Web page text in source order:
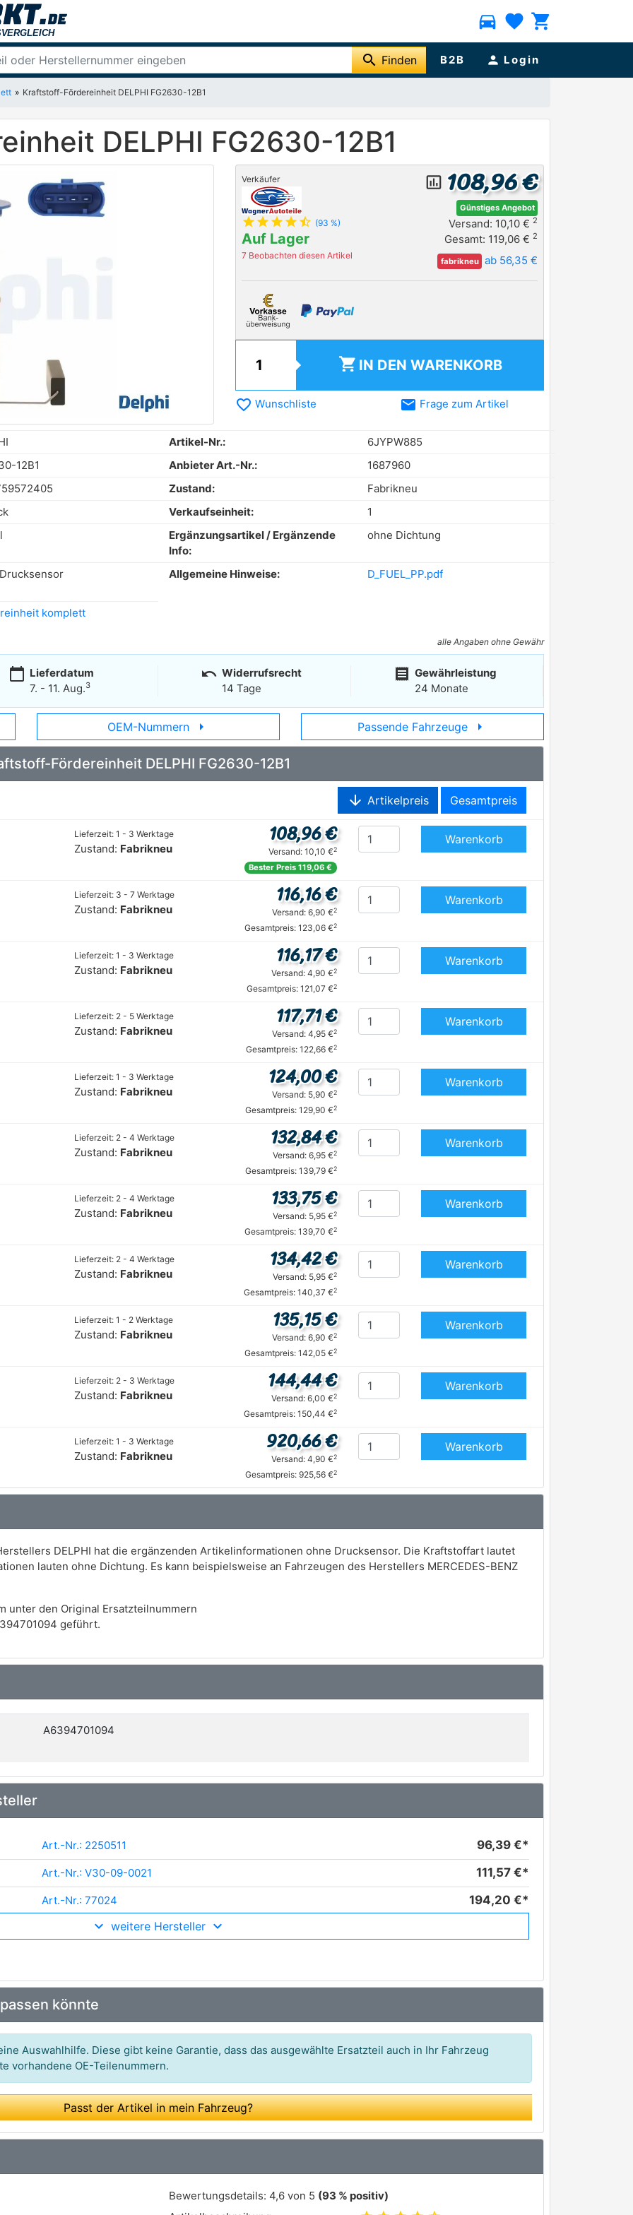
directions_car favorite shopping_cart
search Finden B2B person Login
Kraftstoff-Fördereinheit DELPHI FG2630-12B1
DELPHI FG2630-12B1
Verkäufer
star star star star star_half (93 %)
Auf Lager
7 Beobachten diesen Artikel
insert_chart_outlined 108,96 €
Günstiges Angebot
Versand: 10,10 € 2
Gesamt: 119,06 € 2
fabrikneu ab 56,35 €
shopping_cart IN DEN WARENKORB
favorite_border Wunschliste email Frage zum Artikel
Artikel-Nr.:
6JYPW885
12B1 Anbieter Art.-Nr.:
1687960
Zustand:
Fabrikneu
Verkaufseinheit:
1
Ergänzungsartikel / Ergänzende
Info:
ohne Dichtung
Allgemeine Hinweise: D_FUEL_PP.pdf
komplett
alle Angaben ohne Gewähr
calendar_today Lieferdatum
7. - 11. Aug.3
undo Widerrufsrecht
14 Tage
receipt Gewährleistung
24 Monate
OEM-Nummern arrow_right Passende Fahrzeuge arrow_right
Fördereinheit DELPHI FG2630-12B1
arrow_downward Artikelpreis Gesamtpreis
Lieferzeit: 1 - 3 Werktage
Zustand: Fabrikneu
108,96 €
Versand: 10,10 €2
Bester Preis 119,06 €
Warenkorb
Lieferzeit: 3 - 7 Werktage
Zustand: Fabrikneu
116,16 €
Versand: 6,90 €2
Gesamtpreis: 123,06 €2
Warenkorb
Lieferzeit: 1 - 3 Werktage
Zustand: Fabrikneu
116,17 €
Versand: 4,90 €2
Gesamtpreis: 121,07 €2
Warenkorb
Lieferzeit: 2 - 5 Werktage
Zustand: Fabrikneu
117,71 €
Versand: 4,95 €2
Gesamtpreis: 122,66 €2
Warenkorb
Lieferzeit: 1 - 3 Werktage
Zustand: Fabrikneu
124,00 €
Versand: 5,90 €2
Gesamtpreis: 129,90 €2
Warenkorb
Lieferzeit: 2 - 4 Werktage
Zustand: Fabrikneu
132,84 €
Versand: 6,95 €2
Gesamtpreis: 139,79 €2
Warenkorb
Lieferzeit: 2 - 4 Werktage
Zustand: Fabrikneu
133,75 €
Versand: 5,95 €2
Gesamtpreis: 139,70 €2
Warenkorb
Lieferzeit: 2 - 4 Werktage
Zustand: Fabrikneu
134,42 €
Versand: 5,95 €2
Gesamtpreis: 140,37 €2
Warenkorb
Lieferzeit: 1 - 2 Werktage
Zustand: Fabrikneu
135,15 €
Versand: 6,90 €2
Gesamtpreis: 142,05 €2
Warenkorb
Lieferzeit: 2 - 3 Werktage
Zustand: Fabrikneu
144,44 €
Versand: 6,00 €2
Gesamtpreis: 150,44 €2
Warenkorb
Lieferzeit: 1 - 3 Werktage
Zustand: Fabrikneu
920,66 €
Versand: 4,90 €2
Gesamtpreis: 925,56 €2
Warenkorb
DELPHI hat die ergänzenden Artikelinformationen ohne Drucksensor. Die Kraftstoffart lautet
lauten ohne Dichtung. Es kann beispielsweise an Fahrzeugen des Herstellers MERCEDES-BENZ
unter den Original Ersatzteilnummern
geführt.
A6394701094
Art.-Nr.: 2250511 96,39 €*
Art.-Nr.: V30-09-0021 111,57 €*
Art.-Nr.: 77024 194,20 €*
Art.-Nr.: 0 580 203 002
Art.-Nr.: 775282
Art.-Nr.: 8TF 358 304-421
Art.-Nr.: 7507024
Art.-Nr.: FDB2047
Art.-Nr.: FDB2047
Art.-Nr.: 72393
weitere Hersteller
könnte
Auswahlhilfe. Diese gibt keine Garantie, dass das ausgewählte Ersatzteil auch in Ihr Fahrzeug
vorhandene OE-Teilenummern.
Passt der Artikel in mein Fahrzeug?
Bewertungsdetails: 4,6 von 5 (93 % positiv)